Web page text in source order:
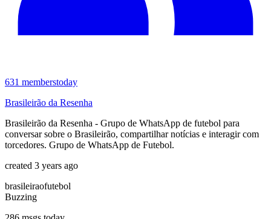
631 memberstoday
Brasileirão da Resenha
Brasileirão da Resenha - Grupo de WhatsApp de futebol para
conversar sobre o Brasileirão, compartilhar notícias e interagir com
torcedores. Grupo de WhatsApp de Futebol.
created 3 years ago
brasileiraofutebol
Buzzing